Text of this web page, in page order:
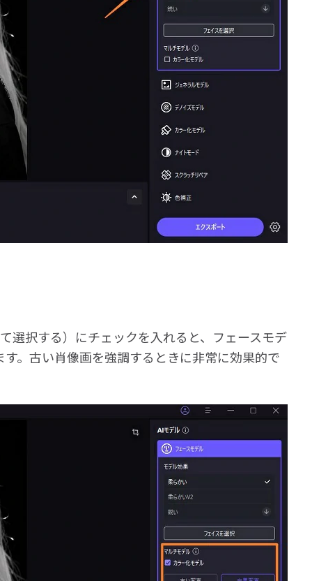
選択する）にチェックを入れると、フェースモデ
。古い肖像画を強調するときに非常に効果的で